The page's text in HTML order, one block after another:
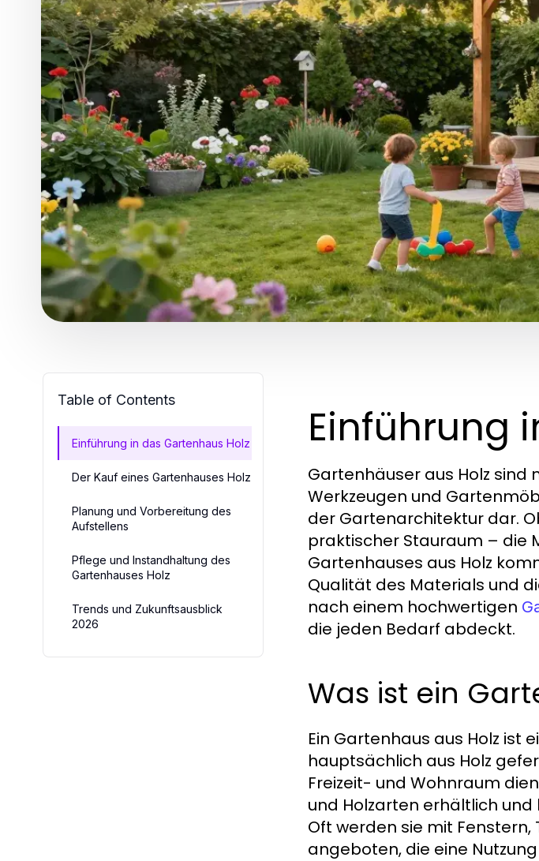
Table of Contents
Einführung in das Gartenhaus Holz
Der Kauf eines Gartenhauses Holz
Planung und Vorbereitung des
Aufstellens
Pflege und Instandhaltung des
Gartenhauses Holz
Trends und Zukunftsausblick
2026
Einführung
Gartenhäuser aus Holz sind
Werkzeugen und
der Gartenarchitektur dar.
praktischer Stauraum – die
Gartenhauses aus Holz
Qualität des Materials und
nach einem hochwertigen
die jeden Bedarf abdeckt.
Was ist ein
Ein Gartenhaus aus Holz ist
hauptsächlich aus Holz
Freizeit- und Wohnraum
und Holzarten erhältlich
Oft werden sie mit
angeboten, die eine